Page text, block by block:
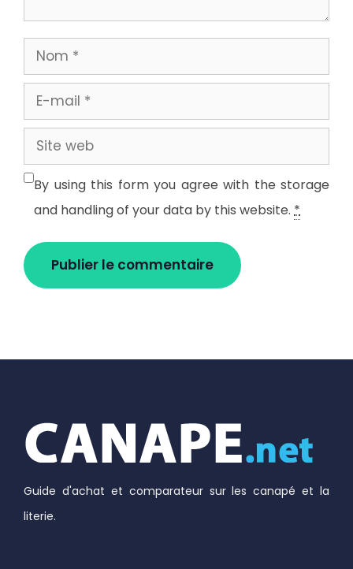
Nom
mail
Site
web
By using this form you agree with the storage
and handling of your data by this website. *
Guide d'achat et comparateur sur les canapé et la
literie.